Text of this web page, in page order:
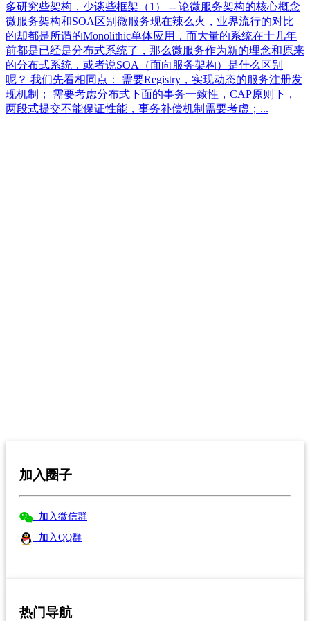
多研究些架构，少谈些框架（1） -- 论微服务架构的核心概念
微服务架构和SOA区别微服务现在辣么火，业界流行的对比
的却都是所谓的Monolithic单体应用，而大量的系统在十几年
前都是已经是分布式系统了，那么微服务作为新的理念和原来
的分布式系统，或者说SOA（面向服务架构）是什么区别
呢？ 我们先看相同点： 需要Registry，实现动态的服务注册发
现机制； 需要考虑分布式下面的事务一致性，CAP原则下，
两段式提交不能保证性能，事务补偿机制需要考虑；...
加入圈子
加入微信群
加入QQ群
热门导航